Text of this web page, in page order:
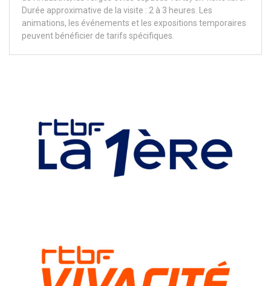
Durée approximative de la visite : 2 à 3 heures. Les
animations, les événements et les expositions temporaires
peuvent bénéficier de tarifs spécifiques.